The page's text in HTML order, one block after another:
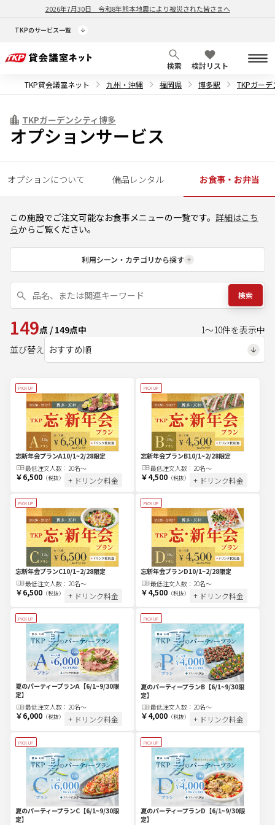
2026年7月30日 令和8年熊本地震により被災された皆さまへ
TKPのサービス一覧
検索
検討リスト
TKP貸会議室ネット
九州・沖縄 福岡県 博多駅 TKPガー
TKPガーデンシティ博多
オプションサービス
オプションについて 備品レンタル お食事・お弁当
この施設でご注文可能なお食事メニューの一覧です。 詳細はこち
らからご覧ください。
利用シーン・カテゴリから探す
検索
149点 / 149点中 1～10件を表示中
並び替え
PICK UP
忘新年会プランA10/1~2/28限定
最低注文人数： 20名〜
￥6,500（税抜） + ドリンク料金
PICK UP
忘新年会プランB10/1~2/28限定
最低注文人数： 20名〜
￥4,500（税抜） + ドリンク料金
PICK UP
忘新年会プランC10/1~2/28限定
最低注文人数： 20名〜
￥6,500（税抜） + ドリンク料金
PICK UP
忘新年会プランD10/1~2/28限定
最低注文人数： 20名〜
￥4,500（税抜） + ドリンク料金
PICK UP
夏のパーティープランA【6/1~9/30限
定】
最低注文人数： 20名〜
￥6,000（税抜） + ドリンク料金
PICK UP
夏のパーティープランB【6/1~9/30限
定】
最低注文人数： 20名〜
￥4,000（税抜） + ドリンク料金
PICK UP
夏のパーティープランC【6/1~9/30限
定】
PICK UP
夏のパーティープランD 【6/1~9/30限
定】